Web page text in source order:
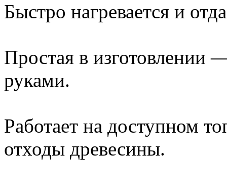
Быстро нагревается и
Простая в изготовлении
руками.
Работает на доступном
отходы древесины.